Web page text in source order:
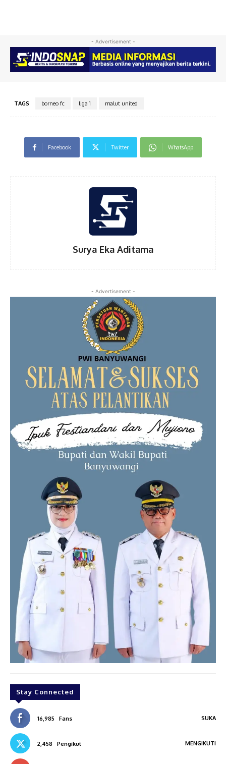
- Advertisement -
TAGS borneo fc liga 1 malut united
Facebook Twitter WhatsApp
Surya Eka Aditama
- Advertisement -
Stay Connected
16,985 Fans SUKA
2,458 Pengikut MENGIKUTI